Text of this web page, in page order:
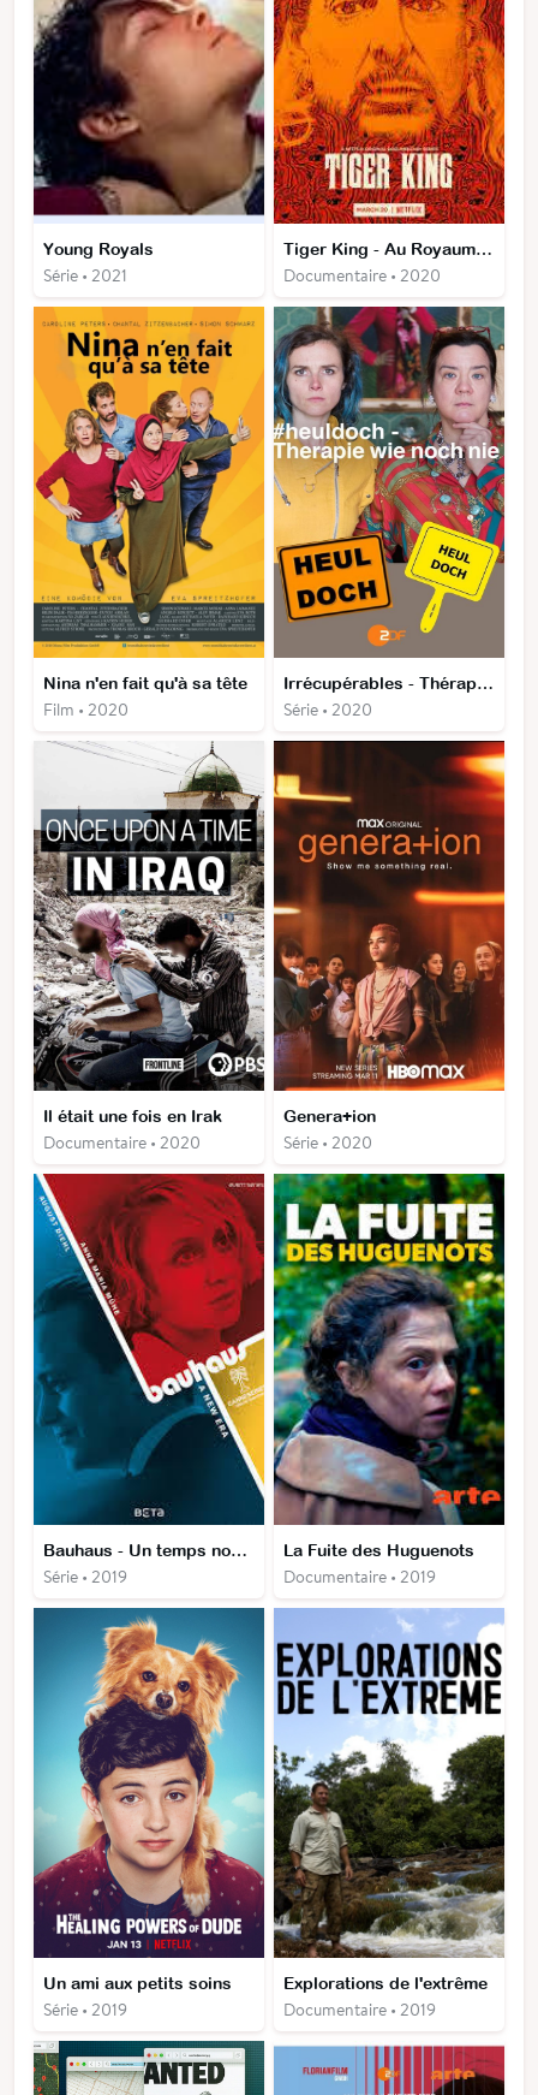
Young Royals
Série • 2021
Tiger King - Au Royaume des fauves
Documentaire • 2020
Nina n'en fait qu'à sa tête
Film • 2020
Irrécupérables - Thérapie d'un nouveau genre
Série • 2020
Il était une fois en Irak
Documentaire • 2020
Genera+ion
Série • 2020
Bauhaus - Un temps nouveau
Série • 2019
La Fuite des Huguenots
Documentaire • 2019
Un ami aux petits soins
Série • 2019
Explorations de l'extrême
Documentaire • 2019